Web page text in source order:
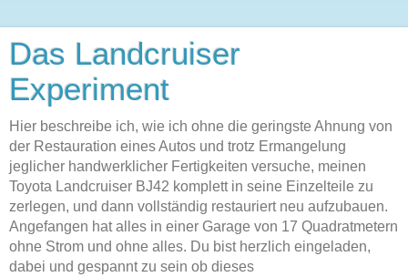
Das Landcruiser
Experiment
Hier beschreibe ich, wie ich ohne die geringste Ahnung von
der Restauration eines Autos und trotz Ermangelung
jeglicher handwerklicher Fertigkeiten versuche, meinen
Toyota Landcruiser BJ42 komplett in seine Einzelteile zu
zerlegen, und dann vollständig restauriert neu aufzubauen.
Angefangen hat alles in einer Garage von 17 Quadratmetern
ohne Strom und ohne alles. Du bist herzlich eingeladen,
dabei und gespannt zu sein ob dieses